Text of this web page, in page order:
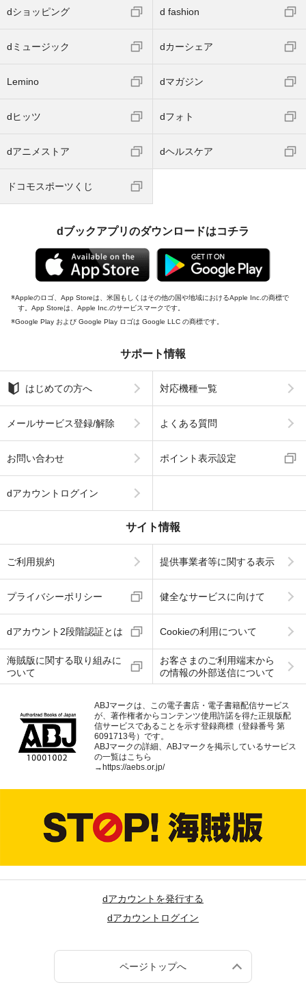
dショッピング d fashion
dミュージック dカーシェア
Lemino dマガジン
dヒッツ dフォト
dアニメストア dヘルスケア
ドコモスポーツくじ
dブックアプリのダウンロードはコチラ
Appleのロゴ、App Storeは、米国もしくはその他の国や地域におけるApple Inc.の商標で
す。App Storeは、Apple Inc.のサービスマークです。
Google Play および Google Play ロゴは Google LLC の商標です。
サポート情報
はじめての方へ 対応機種一覧
メールサービス登録/解除 よくある質問
お問い合わせ ポイント表示設定
dアカウントログイン
サイト情報
ご利用規約 提供事業者等に関する表示
プライバシーポリシー 健全なサービスに向けて
dアカウント2段階認証とは Cookieの利用について
海賊版に関する取り組みに
ついて
お客さまのご利用端末から
の情報の外部送信について
ABJマークは、この電子書店・電子書籍配信サービス
が、著作権者からコンテンツ使用許諾を得た正規版配
信サービスであることを示す登録商標（登録番号 第
6091713号）です。
ABJマークの詳細、ABJマークを掲示しているサービス
の一覧はこちら
→ https://aebs.or.jp/
dアカウントを発行する
dアカウントログイン
ページトップへ